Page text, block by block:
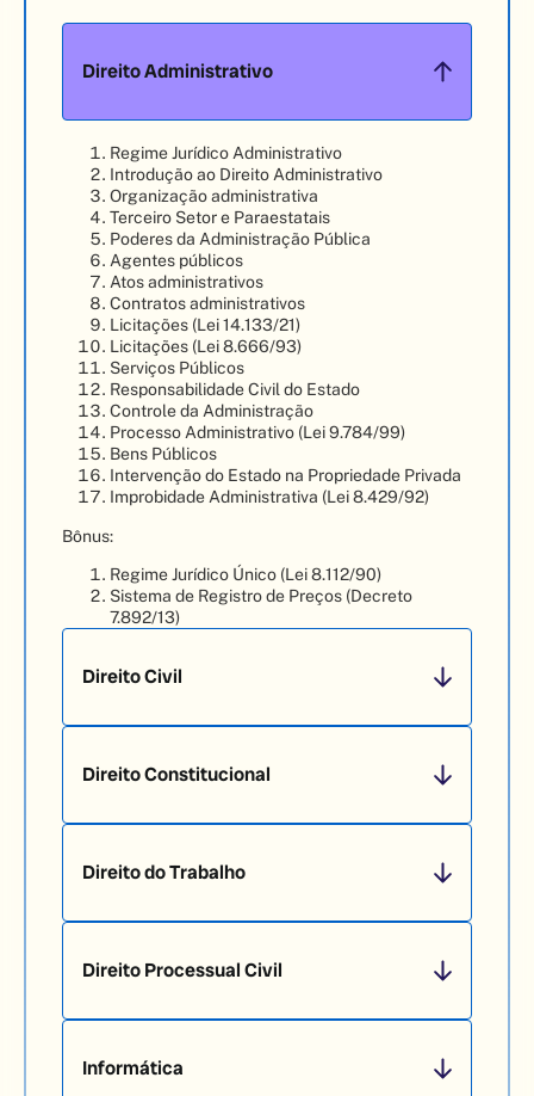
Direito Administrativo
Regime Jurídico Administrativo
Introdução ao Direito Administrativo
Organização administrativa
Terceiro Setor e Paraestatais
Poderes da Administração Pública
Agentes públicos
Atos administrativos
Contratos administrativos
Licitações (Lei 14.133/21)
Licitações (Lei 8.666/93)
Serviços Públicos
Responsabilidade Civil do Estado
Controle da Administração
Processo Administrativo (Lei 9.784/99)
Bens Públicos
Intervenção do Estado na Propriedade Privada
Improbidade Administrativa (Lei 8.429/92)
Bônus:
Regime Jurídico Único (Lei 8.112/90)
Sistema de Registro de Preços (Decreto
7.892/13)
Direito Civil
Direito Constitucional
Direito do Trabalho
Direito Processual Civil
Informática